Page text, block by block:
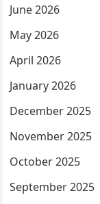
June 2026
May 2026
April 2026
January 2026
December 2025
November 2025
October 2025
September 2025